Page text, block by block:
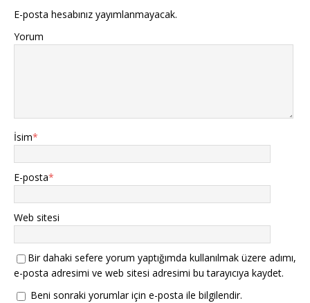
E-posta hesabınız yayımlanmayacak.
Yorum
İsim*
E-posta*
Web sitesi
Bir dahaki sefere yorum yaptığımda kullanılmak üzere adımı,
e-posta adresimi ve web sitesi adresimi bu tarayıcıya kaydet.
Beni sonraki yorumlar için e-posta ile bilgilendir.